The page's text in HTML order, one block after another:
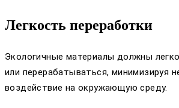
Легкость переработки
Экологичные материалы должны
или перерабатываться, минимизируя
воздействие на окружающую среду.